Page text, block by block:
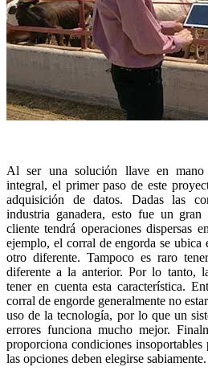
Al ser una solución llave en mano
integral, el primer paso de este
adquisición de datos. Dadas las
industria ganadera, esto fue un
cliente tendrá operaciones dispersas
ejemplo, el corral de engorda se ubica
otro diferente. Tampoco es raro
diferente a la anterior. Por lo tanto,
tener en cuenta esta característica.
corral de engorde generalmente no
uso de la tecnología, por lo que un
errores funciona mucho mejor.
proporciona condiciones
las opciones deben elegirse sabiamente.